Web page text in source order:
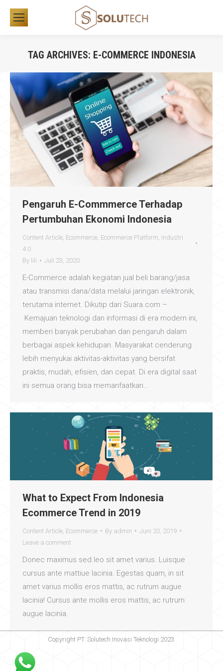
TAG ARCHIVES: E-COMMERCE INDONESIA
Pengaruh E-Commmerce Terhadap
Pertumbuhan Ekonomi Indonesia
Content Article, Ecommerce, Ecommerce Platform, Industri
4.0
By lili Juli 23, 2020
E-Commerce adalah kegiatan jual beli barang/jasa
atau transmisi dana/data melalui jaringan elektronik,
terutama internet. Dikutip dari Suara.com –
Kemajuan teknologi dan informasi di era modern ini,
memberi banyak perubahan dan pengaruh dalam
berbagai aspek kehidupan. Masyarakat cenderung
lebih menyukai aktivitas-aktivitas yang bersifat
praktis, mudah, efisien, dan cepat. Di era digital saat
ini semua orang bisa memanfaatkan…
What to Expect From Indonesia
Ecommerce Trend in 2019
Content Article Ecommerce By admin
Juni 20, 2019
Leave a comment
Donec maximus sed leo sit amet varius. Luisque
cursus ante mattiue lacinia. Egestas quam, in sit
amet varius mollis eros mattis, ac rutrum augue
lacinia! Cursus ante mollis eros mattis, ac rutrum
augue lacinia.
Copyright PT. Solutech Inovasi Teknologi 2023.